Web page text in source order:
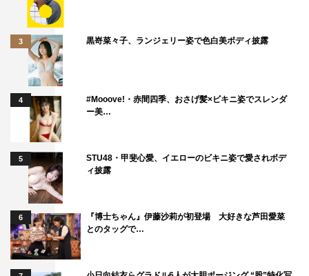
3 黒嵜菜々子、ランジェリー姿で色白美ボディ披露
4
#Mooove!・赤間四季、おさげ髪×ビキニ姿でスレンダ
ー美…
5
STU48・甲斐心愛、イエローのビキニ姿で愛されボデ
ィ披露
6
『博士ちゃん』伊藤沙莉が初登場 大好きな芦田愛菜
とのタッグで…